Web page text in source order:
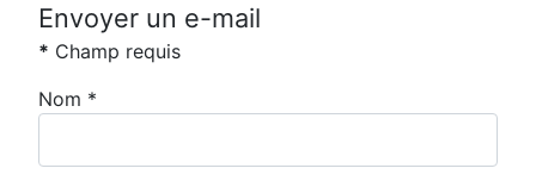
Envoyer un e-mail
* Champ requis
Nom *